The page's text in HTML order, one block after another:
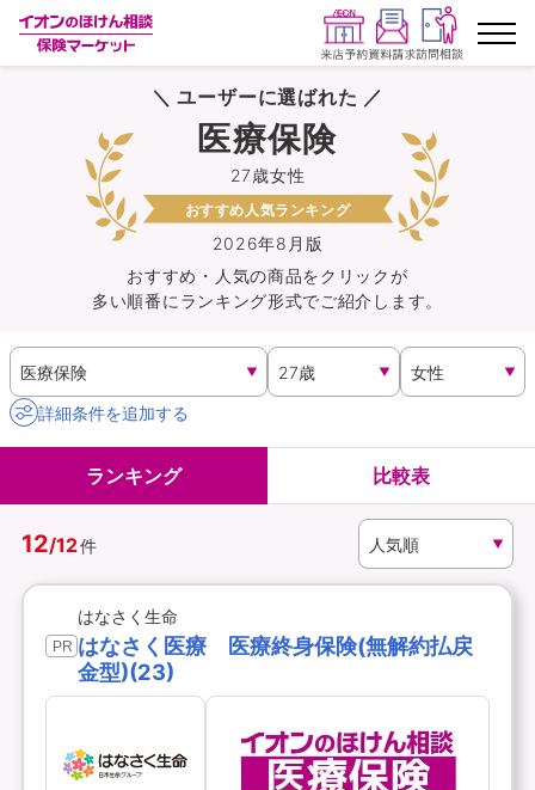
ランキングから探す
保険を比較する
保険会社から探す
イオンカード会員さま専用保険
キャンペーン一覧
イオングループ従業員さま向け
イオンカード会員さま専用保険
＼ ユーザーに選ばれた ／
2026年8月版
27歳女性
医療保険
おすすめ人気ランキング
おすすめ・人気の商品をクリックが
多い順番にランキング形式でご紹介します。
詳細条件を追加する
ランキング 比較表
12/12件
PR
はなさく生命
はなさく医療 医療終身保険(無解約払戻
金型)(23)